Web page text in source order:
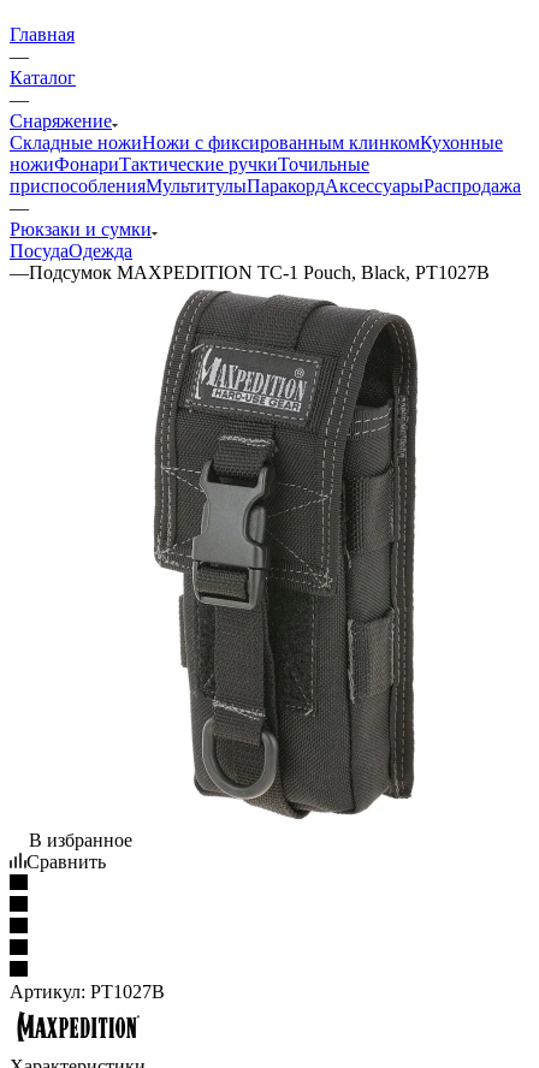
Главная
—
Каталог
—
Снаряжение
Складные ножиНожи с фиксированным клинкомКухонные
ножиФонариТактические ручкиТочильные
приспособленияМультитулыПаракордАксессуарыРаспродажа
—
Рюкзаки и сумки
ПосудаОдежда
—Подсумок MAXPEDITION TC-1 Pouch, Black, PT1027B
В избранное
Сравнить
Артикул: PT1027B